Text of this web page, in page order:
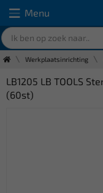
Menu
Werkplaatsinrichting
LB1205 LB TOOLS
(60st)